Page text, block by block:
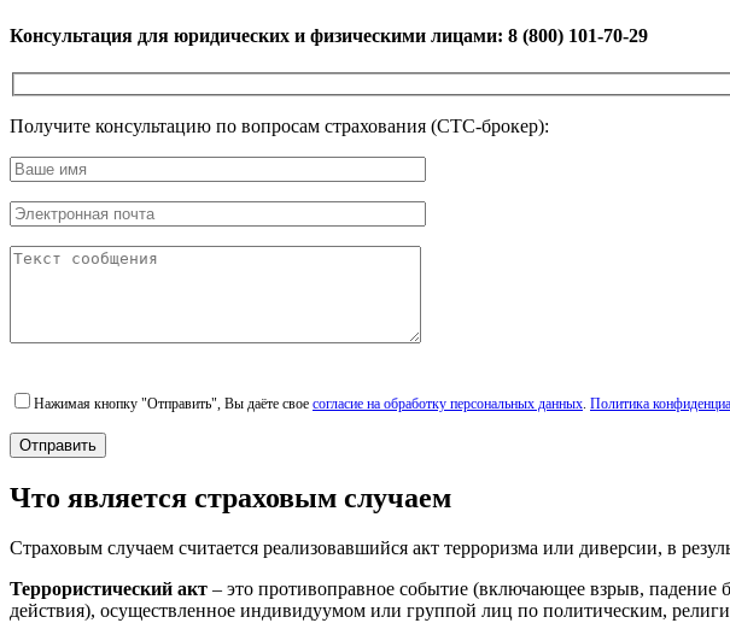
Консультация для юридических и физическими лицами: 8 (800) 101-70-29
Получите консультацию по вопросам страхования (СТС-брокер):
Нажимая кнопку "Отправить", Вы даёте свое согласие на обработку персональных данных Политика
Что является страховым случаем
Страховым случаем считается реализовавшийся акт терроризма или диверсии, в
Террористический акт – это противоправное событие (включающее взрыв, падение
действия), осуществленное индивидуумом или группой лиц по политическим,